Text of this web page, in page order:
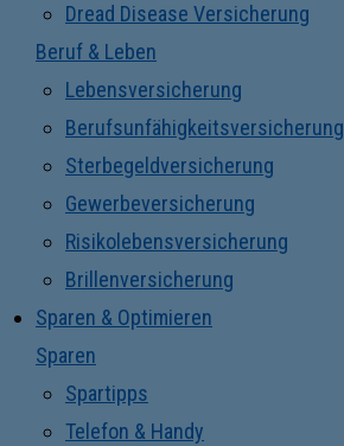
Dread Disease Versicherung
Beruf & Leben
Lebensversicherung
Berufsunfähigkeitsversicherung
Sterbegeldversicherung
Gewerbeversicherung
Risikolebensversicherung
Brillenversicherung
Sparen & Optimieren
Sparen
Spartipps
Telefon & Handy